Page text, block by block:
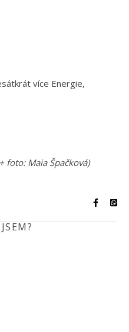
více Energie,
foto: Maia Špačková)